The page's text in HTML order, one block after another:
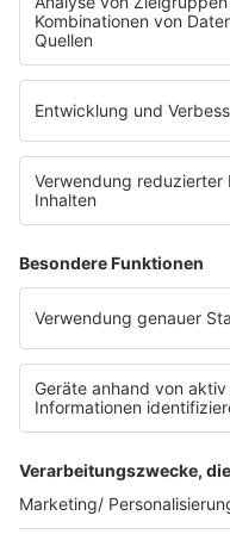
Die Uniklinik
eröffnet. Direkt an
E-Bikes über eine
Impressum